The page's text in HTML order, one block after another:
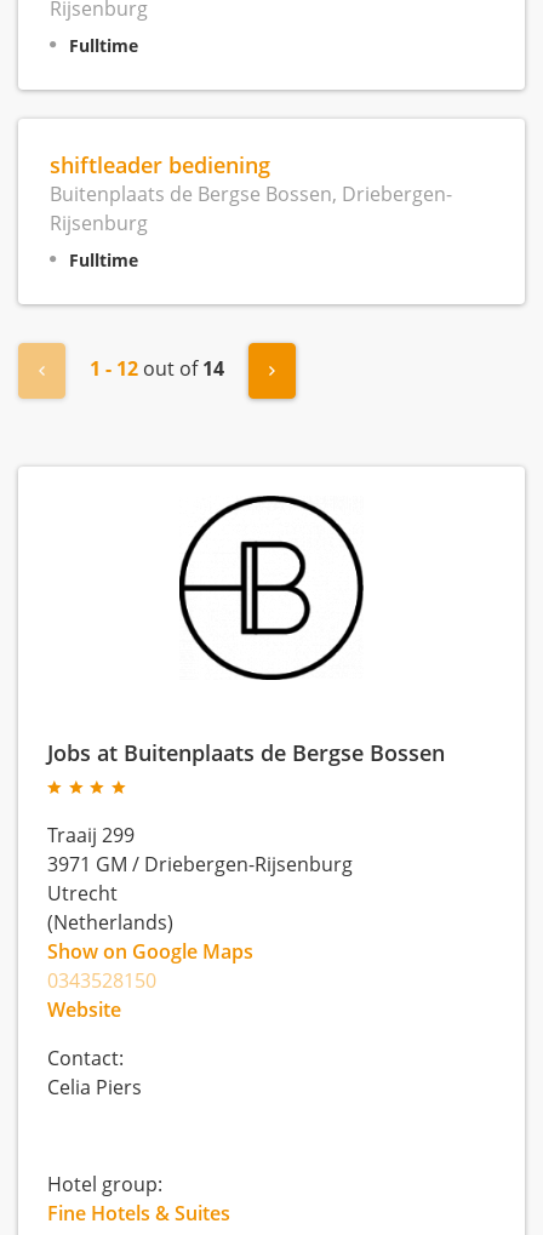
Rijsenburg
Fulltime
shiftleader bediening
Buitenplaats de Bergse Bossen, Driebergen-
Rijsenburg
Fulltime
« Previous
1 - 12 out of14 Next »
Jobs at Buitenplaats de Bergse Bossen
Traaij 299
3971 GM / Driebergen-Rijsenburg
Utrecht
(Netherlands)
Show on Google Maps
0343528150
Website
Contact:
Celia Piers
Hotel group:
Fine Hotels & Suites